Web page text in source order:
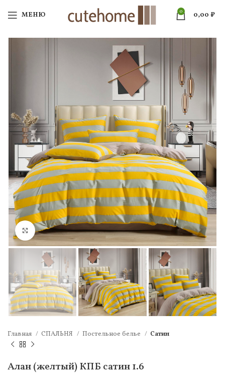
МЕНЮ 0 0,00 ₽
Нажмите, чтобы увеличить
Главная СПАЛЬНЯ Постельное белье Сатин
Алан (желтый) КПБ сатин 1.6